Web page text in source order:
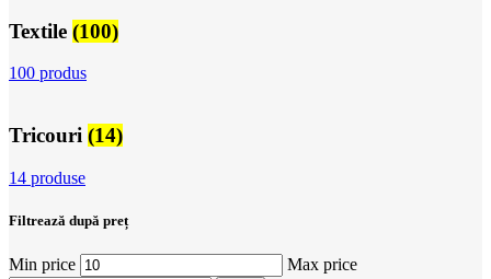
Textile (100)
100 produs
Tricouri (14)
14 produse
Filtrează după preț
Min price Max price